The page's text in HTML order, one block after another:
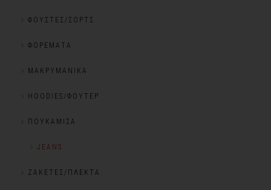
ΦΟΎΣΤΕΣ/ΣΟΡΤΣ
ΦΟΡΈΜΑΤΑ
ΜΑΚΡΥΜΆΝΙΚΑ
HOODIES/ΦΟΎΤΕΡ
ΠΟΥΚΆΜΙΣΑ
JEANS
ΖΑΚΈΤΕΣ/ΠΛΕΚΤΆ